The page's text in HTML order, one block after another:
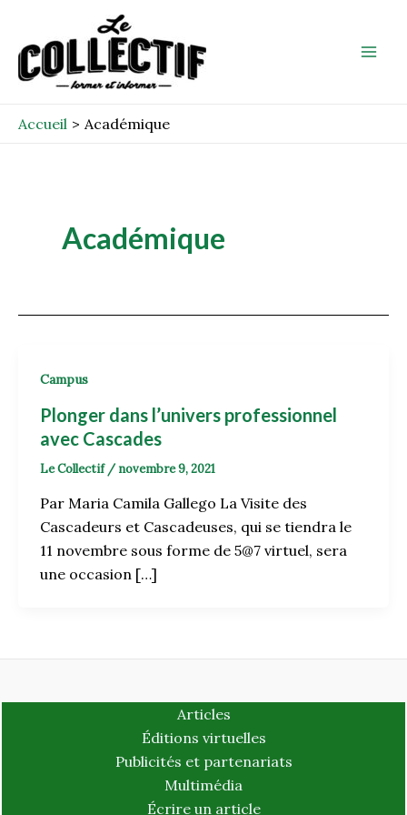
contenu
Accueil Académique
Académique
Campus
Plonger dans l’univers professionnel
avec Cascades
Le Collectif / novembre 9, 2021
Par Maria Camila Gallego La Visite des
Cascadeurs et Cascadeuses, qui se tiendra le
11 novembre sous forme de 5@7 virtuel, sera
une occasion […]
Articles
Éditions virtuelles
Publicités et partenariats
Multimédia
Écrire un article